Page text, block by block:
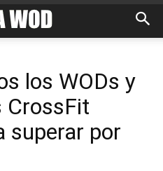
los WODs y
CrossFit
superar por